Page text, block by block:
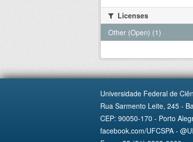
Licenses
Other (Open) (1)
Universidade Federal de
Rua Sarmento Leite, 245 -
CEP: 90050-170 - Porto
facebook.com/UFCSPA -